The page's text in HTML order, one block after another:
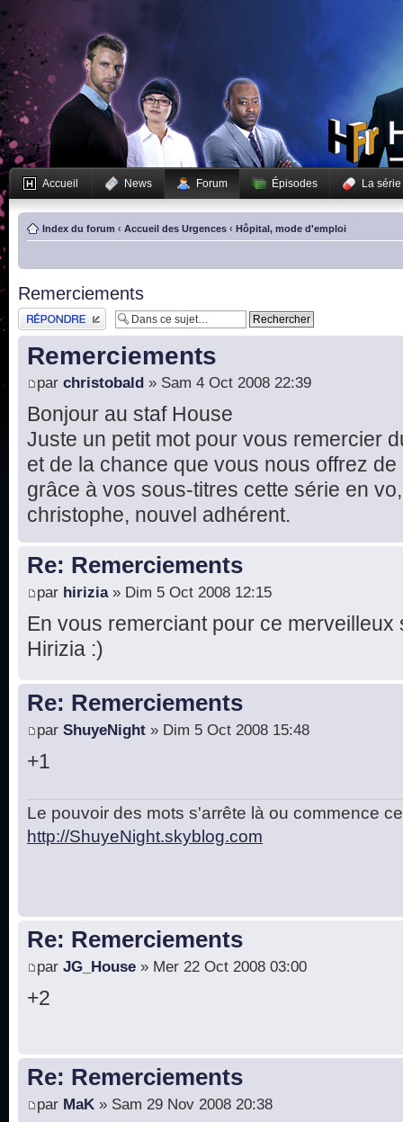
Accueil News Forum Épisodes La série
Index du forum ‹ Accueil des Urgences ‹ Hôpital, mode d'emploi
Remerciements
Publier une réponse
Remerciements
par christobald » Sam 4 Oct 2008 22:39
Bonjour au staf House
Juste un petit mot pour vous remercier
et de la chance que vous nous offrez
grâce à vos sous-titres cette série en
christophe, nouvel adhérent.
Re: Remerciements
par hirizia» Dim 5 Oct 2008 12:15
En vous remerciant pour ce merveilleux
Hirizia :)
Re: Remerciements
par ShuyeNight » Dim 5 Oct 2008 15:48
+1
Le pouvoir des mots s'arrête là ou commence
http://ShuyeNight.skyblog.com
Re: Remerciements
par JG_House » Mer 22 Oct 2008 03:00
+2
Re: Remerciements
par MaK » Sam 29 Nov 2008 20:38